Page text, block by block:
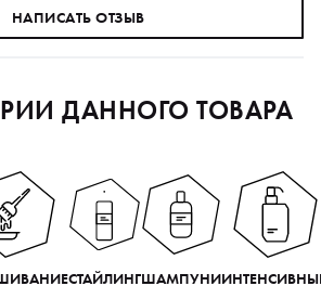
НАПИСАТЬ ОТЗЫВ
ДАННОГО ТОВАРА
СТАЙЛИНГШАМПУНИ